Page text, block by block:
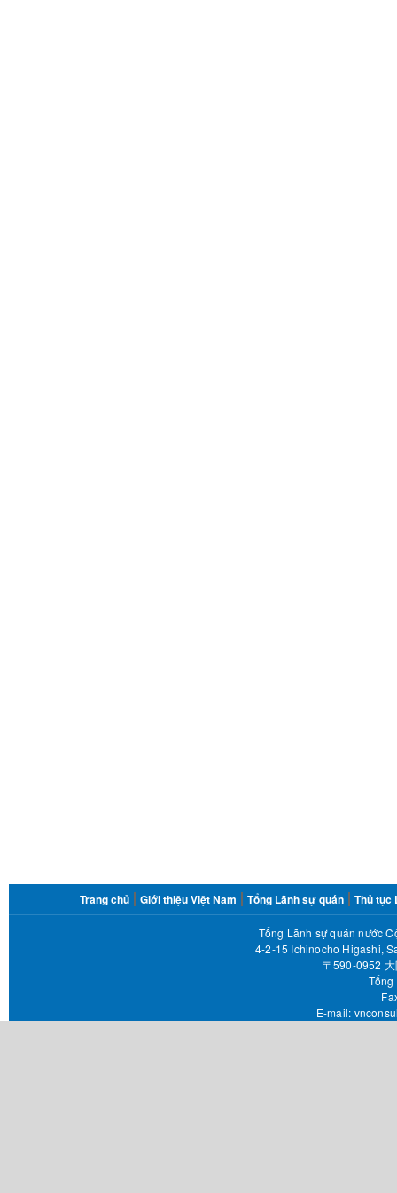
MENU
Trang chủ Giới thiệu Việt Nam Tổng Lãnh sự quán Thủ tục
Tổng Lãnh sự quán nước
4-2-15 Ichinocho Higashi,
〒590-0952
E-mail: